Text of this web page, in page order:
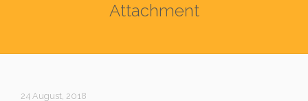
Attachment
24 August, 2018